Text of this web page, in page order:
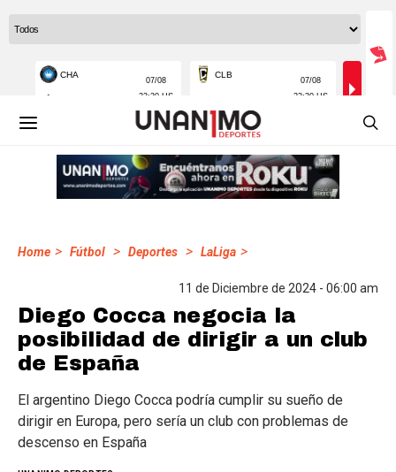
Home > Fútbol > Deportes > LaLiga >
11 de Diciembre de 2024 - 06:00 am
Diego Cocca negocia la
posibilidad de dirigir a un club
de España
El argentino Diego Cocca podría cumplir su sueño de
dirigir en Europa, pero sería un club con problemas de
descenso en España